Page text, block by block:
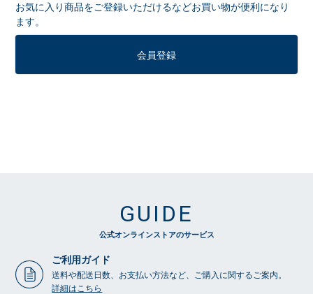
お気に入り商品をご登録いただけるなどお買い物が便利になり
ます。
会員登録
GUIDE
公式オンラインストアのサービス
ご利用ガイド
送料や配送日数、お支払い方法など、ご購入に関するご案内。
詳細はこちら